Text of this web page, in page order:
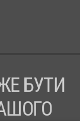
БУТИ